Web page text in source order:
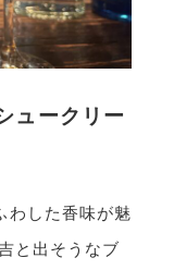
ュークリー
わした香味が魅
と出そうなブ